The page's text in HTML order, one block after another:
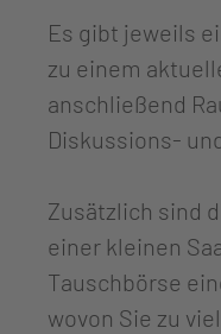
Es gibt jeweils
zu einem
anschließend
Diskussions-
Zusätzlich sind
einer kleinen
Tauschbörse
wovon Sie zu